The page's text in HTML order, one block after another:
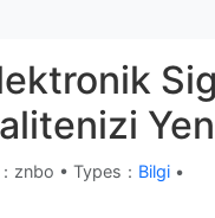
znbo • Types： Bilgi •